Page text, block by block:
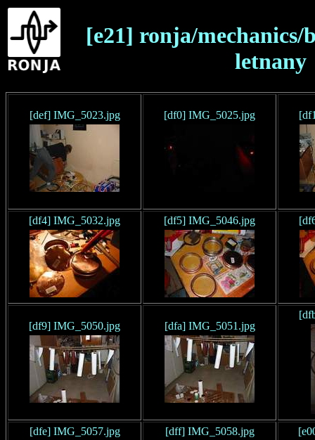
[e21] ronja/
letnany
[def] IMG_5023.jpg [df0] IMG_5025.jpg
[df4] IMG_5032.jpg [df5] IMG_5046.jpg
[df9] IMG_5050.jpg [dfa] IMG_5051.jpg
[dfe] IMG_5057.jpg [dff] IMG_5058.jpg